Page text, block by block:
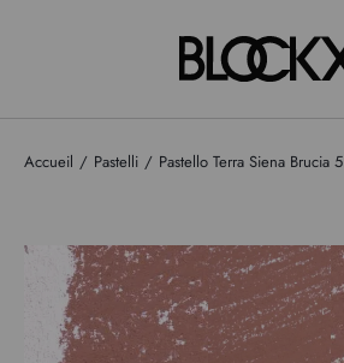
Accueil Pastelli Pastello Terra Siena Brucia 5